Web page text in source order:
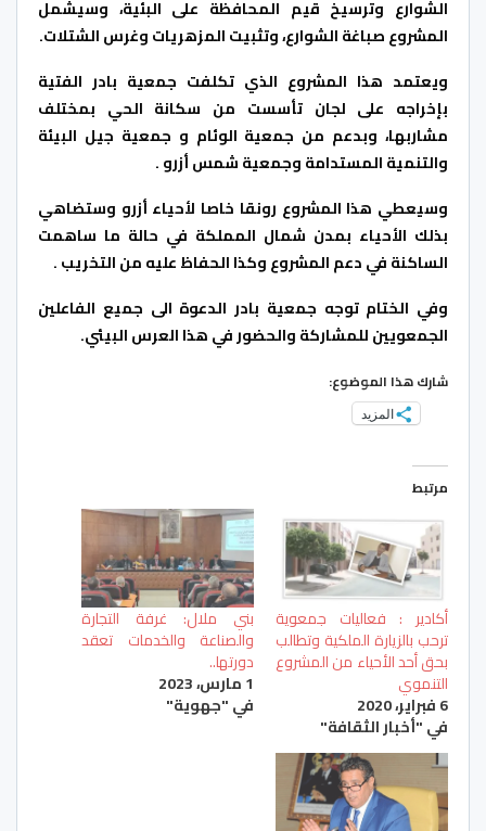
الشوارع وترسيخ قيم المحافظة على البئية، وسيشمل
المشروع صباغة الشوارع، وتثبيت المزهريات وغرس الشتلات.
ويعتمد هذا المشروع الذي تكلفت جمعية بادر الفتية
بإخراجه على لجان تأسست من سكانة الحي بمختلف
مشاربها، وبدعم من جمعية الوئام و جمعية جيل البيئة
والتنمية المستدامة وجمعية شمس أزرو .
وسيعطي هذا المشروع رونقا خاصا لأحياء أزرو وستضاهي
بذلك الأحياء بمدن شمال المملكة في حالة ما ساهمت
الساكنة في دعم المشروع وكذا الحفاظ عليه من التخريب .
وفي الختام توجه جمعية بادر الدعوة الى جميع الفاعلين
الجمعويين للمشاركة والحضور في هذا العرس البيئي.
شارك هذا الموضوع:
المزيد
مرتبط
أكادير : فعاليات جمعوية
ترحب بالزيارة الملكية وتطالب
بحق أحد الأحياء من المشروع
التنموي
6 فبراير، 2020
في "أخبار الثقافة"
بني ملال: غرفة التجارة
والصناعة والخدمات تعقد
دورتها..
1 مارس، 2023
في "جهوية"